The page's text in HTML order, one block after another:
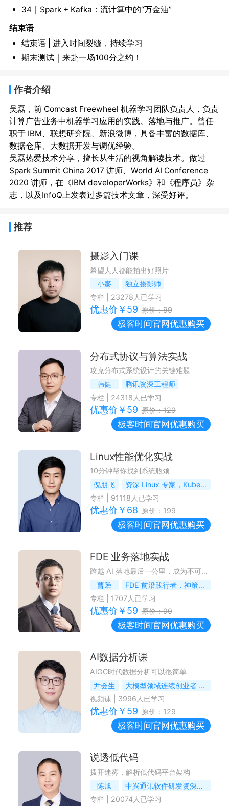
34｜Spark + Kafka：流计算中的“万金油”
结束语
结束语 | 进入时间裂缝，持续学习
期末测试｜来赴一场100分之约！
作者介绍
吴磊，前 Comcast Freewheel 机器学习团队负责人，负责
计算广告业务中机器学习应用的实践、落地与推广。曾任
职于 IBM、联想研究院、新浪微博，具备丰富的数据库、
数据仓库、大数据开发与调优经验。
吴磊热爱技术分享，擅长从生活的视角解读技术。做过
Spark Summit China 2017 讲师、World AI Conference
2020 讲师，在《IBM developerWorks》和《程序员》杂
推荐
摄影入门课
希望人人都能拍出好照片
小麥
独立摄影师
专栏
23278 人已学习
优惠价￥ 59 原价：99
极客时间官网优惠购买
分布式协议与算法实战
攻克分布式系统设计的关键难题
韩健
腾讯资深工程师
专栏
24318 人已学习
优惠价￥ 59 原价：129
极客时间官网优惠购买
Linux性能优化实战
10分钟帮你找到系统瓶颈
倪朋飞
资深 Linux 专家，Kubernetes 项目维护者
专栏
91118 人已学习
优惠价￥ 68 原价：199
极客时间官网优惠购买
FDE 业务落地实战
跨越 AI 落地最后一公里，成为不可替代的 FDE
曹犟
FDE 前沿践行者，神策数据联合创始人 & CTO
专栏
1707人已学习
优惠价￥ 59 原价：99
极客时间官网优惠购买
AI数据分析课
AIGC时代数据分析可以很简单
尹会生
大模型领域连续创业者 & 技术战略专家
视频课| 3996 人已学习
优惠价￥ 59 原价：129
极客时间官网优惠购买
说透低代码
拨开迷雾，解析低代码平台架构
陈旭
中兴通讯软件研发资深专家
专栏
20074人已学习